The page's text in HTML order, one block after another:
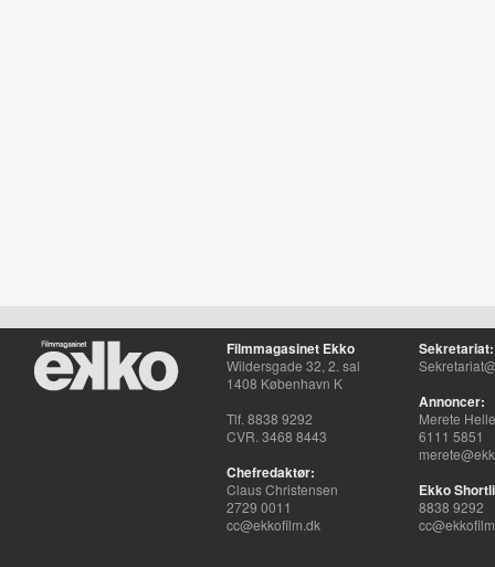
Filmmagasinet Ekko
Wildersgade 32, 2. sal
1408 København K
Tlf. 8838 9292
CVR. 3468 8443
Chefredaktør:
Claus Christensen
2729 0011
cc@ekkofilm.dk
Sekretariat:
Annoncer:
Merete
6111 5851
Ekko
8838 9292